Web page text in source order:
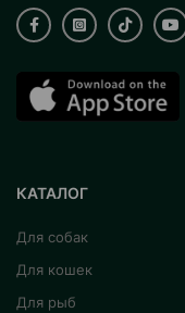
КАТАЛОГ
Для собак
Для кошек
Для рыб